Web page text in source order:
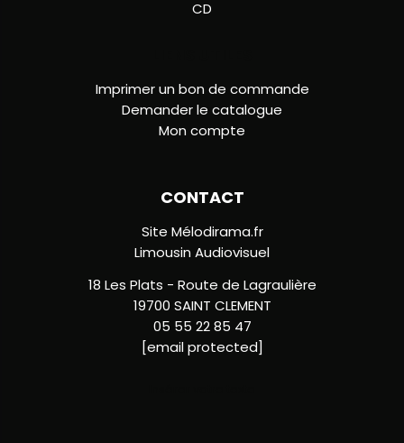
CD
Imprimer un bon de commande
Demander le catalogue
Mon compte
CONTACT
Site Mélodirama.fr
Limousin Audiovisuel
18 Les Plats - Route de Lagraulière
19700 SAINT CLEMENT
05 55 22 85 47
[email protected]